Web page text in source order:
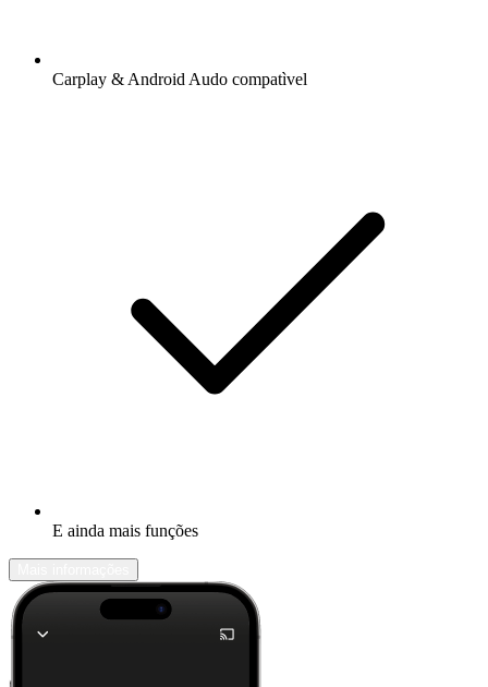
Carplay & Android Audo compatìvel
E ainda mais funções